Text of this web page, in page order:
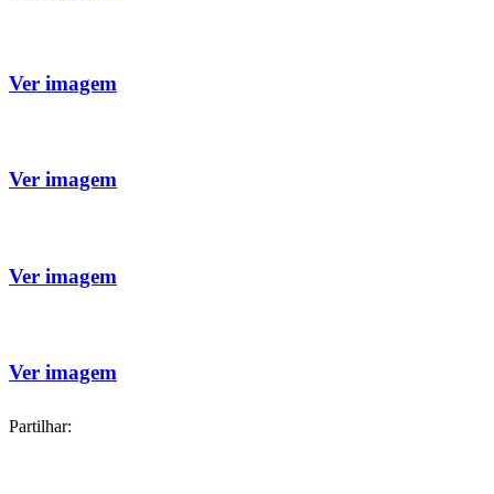
Ver imagem
Ver imagem
Ver imagem
Ver imagem
Partilhar: